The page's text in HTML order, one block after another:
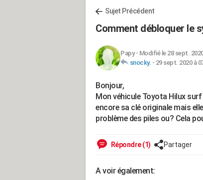
Sujet Précédent
Comment débloquer le
Papy- Modifié le 28 sept.
snocky. - 29 sept. 2020 à
Bonjour,
Mon véhicule Toyota Hilux
encore sa clé originale mais
problème des piles ou? Cela
Répondre (1) Partager
A voir également: